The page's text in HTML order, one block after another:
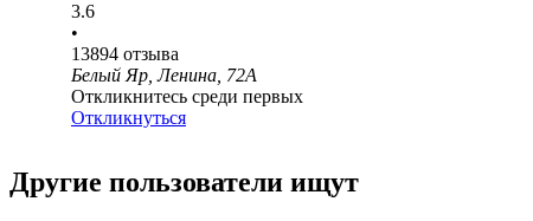
3.6
•
13894 отзыва
Белый Яр, Ленина, 72А
Откликнитесь среди первых
Откликнуться
Другие пользователи ищут